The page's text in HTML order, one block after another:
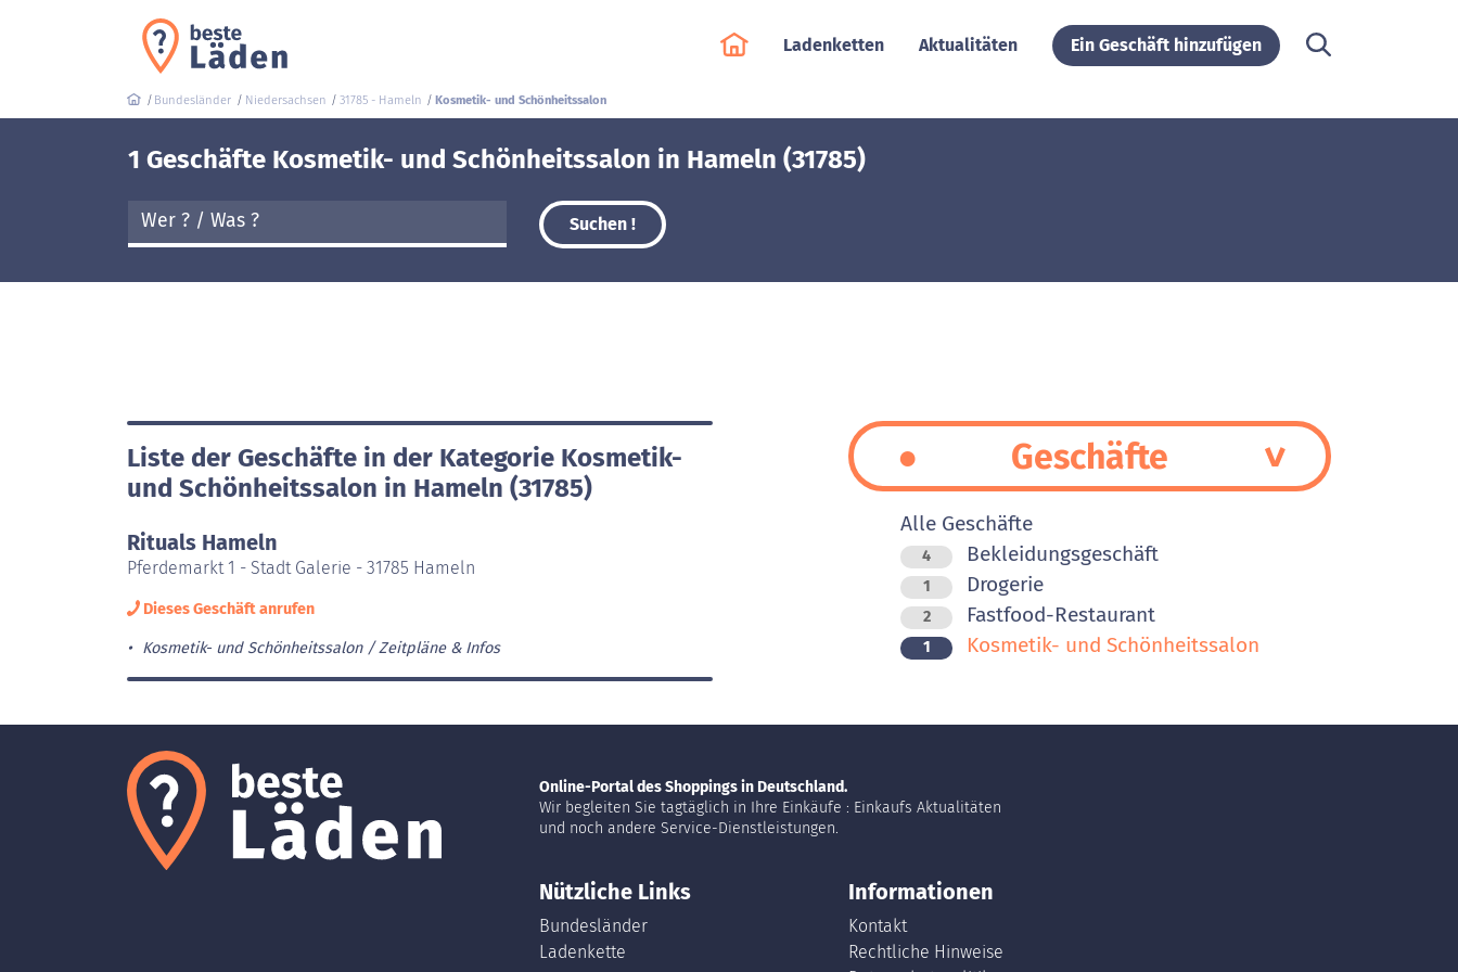
Ladenketten Aktualitäten Ein Geschäft hinzufügen
Bundesländer Niedersachsen 31785 - Hameln Kosmetik- und Schönheitssalon
1 Geschäfte Kosmetik- und Schönheitssalon in Hameln (31785)
Suchen !
Liste der Geschäfte in der Kategorie Kosmetik-
und Schönheitssalon in Hameln (31785)
Rituals Hameln
Pferdemarkt 1 - Stadt Galerie - 31785 Hameln
Dieses Geschäft anrufen
Kosmetik- und Schönheitssalon Zeitpläne & Infos
Geschäfte
Alle Geschäfte
4 Bekleidungsgeschäft
1 Drogerie
2 Fastfood-Restaurant
1 Kosmetik- und Schönheitssalon
Online-Portal des Shoppings in Deutschland.
Wir begleiten Sie tagtäglich in Ihre Einkäufe : Einkaufs Aktualitäten
und noch andere Service-Dienstleistungen.
Nützliche Links
Bundesländer
Ladenkette
Informationen
Kontakt
Rechtliche Hinweise